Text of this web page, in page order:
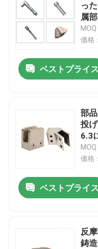
っ
属
価格
ベストプライス
部
投
6.3
価格
ベストプライス
反
鋳